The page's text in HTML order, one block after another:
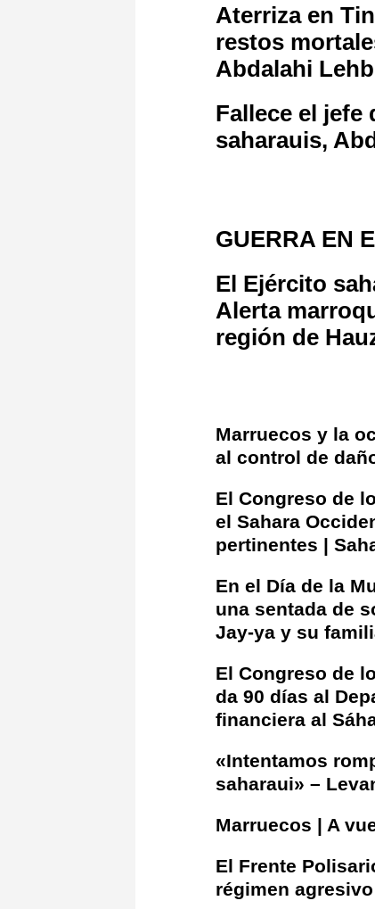
Aterriza en
restos
Abdalahi
Fallece el
saharauis,
GUERRA EN
El Ejército
Alerta
región de
Marruecos y la
al control de
El Congreso de
el Sahara
pertinentes |
En el Día de la
una sentada de
Jay-ya y su
El Congreso de
da 90 días al
financiera al
«Intentamos
saharaui» –
Marruecos | A
El Frente
régimen